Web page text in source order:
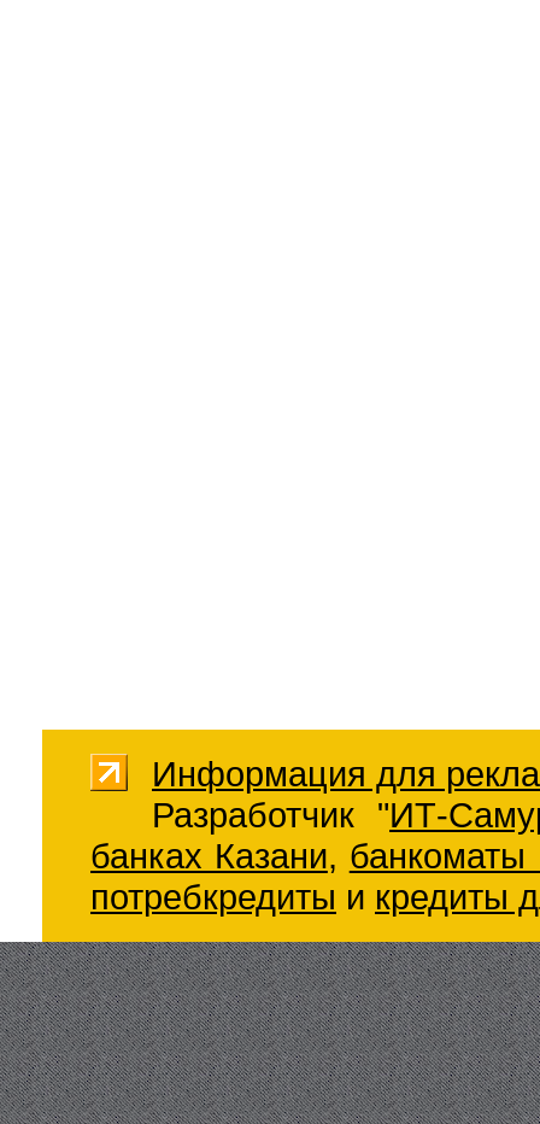
Информация для
Разработчик "ИТ-
банках Казани, банкоматы
потребкредиты и кредиты